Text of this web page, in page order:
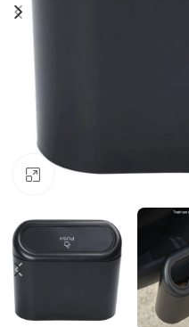
Klicken zum Vergrössern